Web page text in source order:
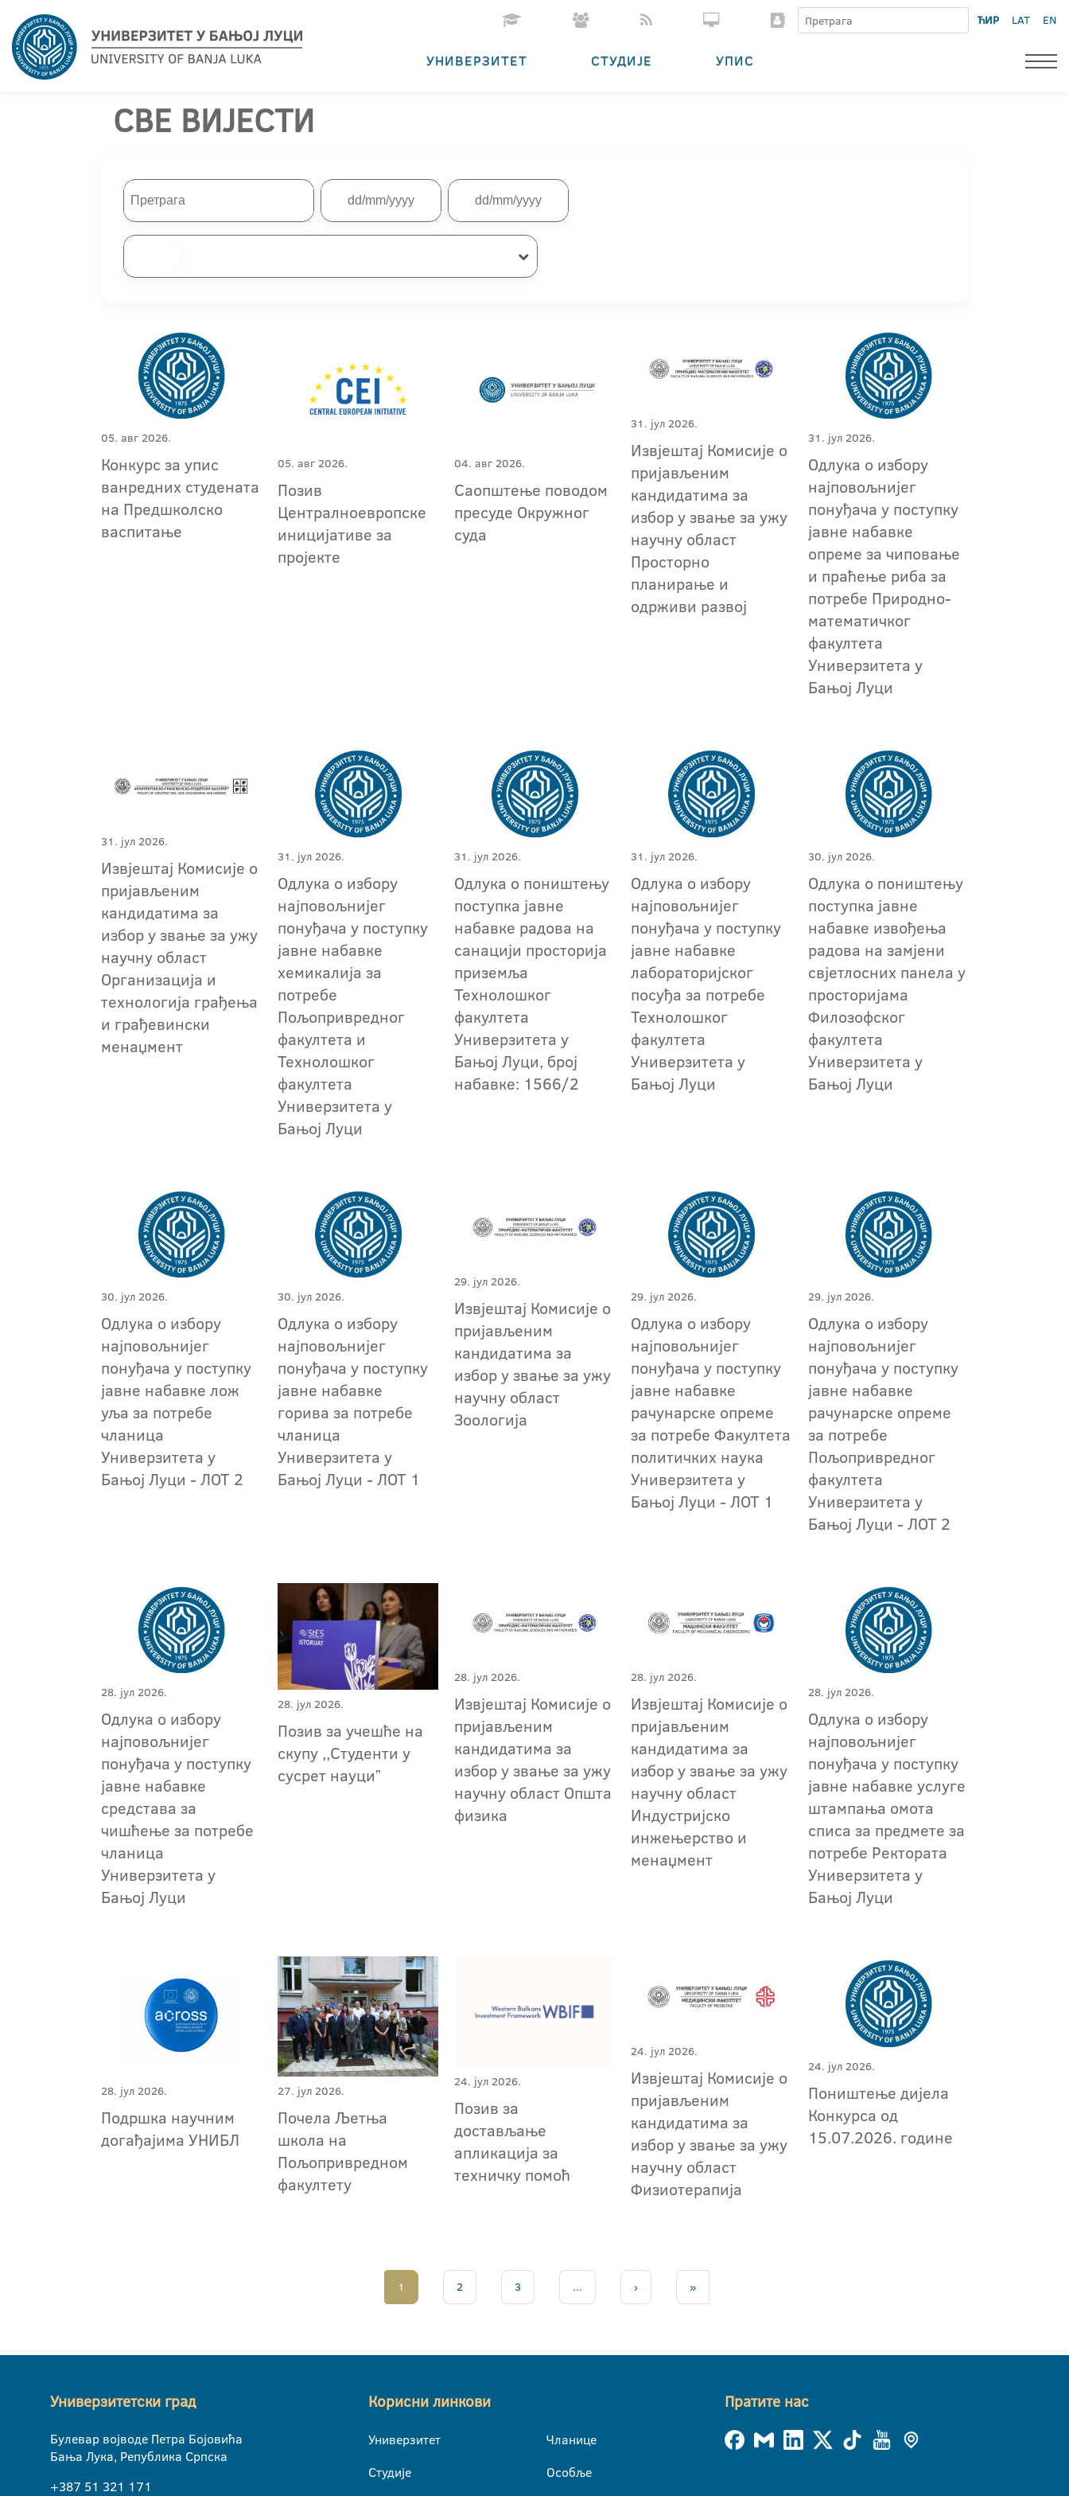
ЋИР LAT EN
УНИВЕРЗИТЕТ СТУДИЈЕ УПИС
СВЕ ВИЈЕСТИ
05. авг 2026.
Конкурс за упис
ванредних студената
на Предшколско
васпитање
05. авг 2026.
Позив
Централноевропске
иницијативе за
пројекте
04. авг 2026.
Саопштење поводом
пресуде Окружног
суда
31. јул 2026.
Извјештај Комисије о
пријављеним
кандидатима за
избор у звање за ужу
научну област
Просторно
планирање и
одрживи развој
31. јул 2026.
Одлука о избору
најповољнијег
понуђача у поступку
јавне набавке
опреме за чиповање
и праћење риба за
потребе Природно-
математичког
факултета
Универзитета у
Бањој Луци
31. јул 2026.
Извјештај Комисије о
пријављеним
кандидатима за
избор у звање за ужу
научну област
Организација и
технологија грађења
и грађевински
менаџмент
31. јул 2026.
Одлука о избору
најповољнијег
понуђача у поступку
јавне набавке
хемикалија за
потребе
Пољопривредног
факултета и
Технолошког
факултета
Универзитета у
Бањој Луци
31. јул 2026.
Одлука о поништењу
поступка јавне
набавке радова на
санацији просторија
приземља
Технолошког
факултета
Универзитета у
Бањој Луци, број
набавке: 1566/2
31. јул 2026.
Одлука о избору
најповољнијег
понуђача у поступку
јавне набавке
лабораторијског
посуђа за потребе
Технолошког
факултета
Универзитета у
Бањој Луци
30. јул 2026.
Одлука о поништењу
поступкa јавне
набавке извођења
радова на замјени
свјетлосних панела у
просторијама
Филозофског
факултета
Универзитета у
Бањој Луци
30. јул 2026.
Одлука о избору
најповољнијег
понуђача у поступку
јавне набавке лож
уља за потребе
чланица
Универзитета у
Бањој Луци - ЛОТ 2
30. јул 2026.
Одлука о избору
најповољнијег
понуђача у поступку
јавне набавке
горива за потребе
чланица
Универзитета у
Бањој Луци - ЛОТ 1
29. јул 2026.
Извјештај Комисије о
пријављеним
кандидатима за
избор у звање за ужу
научну област
Зоологија
29. јул 2026.
Oдлука о избору
најповољнијег
понуђача у поступку
јавне набавке
рачунарске опреме
за потребе Факултета
политичких наука
Универзитета у
Бањој Луци - ЛОТ 1
29. јул 2026.
Oдлука о избору
најповољнијег
понуђача у поступку
јавне набавке
рачунарске опреме
за потребе
Пољопривредног
факултета
Универзитета у
Бањој Луци - ЛОТ 2
28. јул 2026.
Oдлука о избору
најповољнијег
понуђача у поступку
јавне набавке
средстава за
чишћење за потребе
чланица
Универзитета у
Бањој Луци
28. јул 2026.
Позив за учешће на
скупу ,,Студенти у
сусрет науциˮ
28. јул 2026.
Извјештај Комисије о
пријављеним
кандидатима за
избор у звање за ужу
научну област Општа
физика
28. јул 2026.
Извјештај Комисије о
пријављеним
кандидатима за
избор у звање за ужу
научну област
Индустријско
инжењерство и
менаџмент
28. јул 2026.
Одлука о избору
најповољнијег
понуђача у поступку
јавне набавке услуге
штампања омота
списа за предмете за
потребе Ректората
Универзитета у
Бањој Луци
28. јул 2026.
Подршка научним
догађајима УНИБЛ
27. јул 2026.
Почела Љетња
школа на
Пољопривредном
факултету
24. јул 2026.
Позив за
достављање
апликација за
техничку помоћ
24. јул 2026.
Извјештај Комисије о
пријављеним
кандидатима за
избор у звање за ужу
научну област
Физиотерапија
24. јул 2026.
Поништење дијела
Конкурса од
15.07.2026. године
1 2 3 ... › »
Универзитетски град
Булевар војводе Петра Бојовића
Бања Лука, Република Српска
+387 51 321 171
Корисни линкови
Универзитет
Студије
Чланице
Особље
Пратите нас